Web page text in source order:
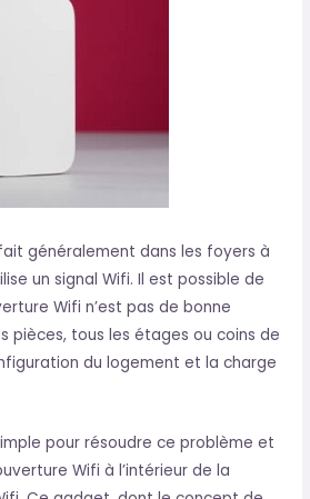
généralement dans les foyers à
un signal Wifi. Il est possible de
Wifi n’est pas de bonne
pièces, tous les étages ou coins de
du logement et la charge
pour résoudre ce problème et
Wifi à l’intérieur de la